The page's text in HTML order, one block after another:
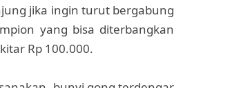
jika ingin turut bergabung
yang bisa diterbangkan
Rp 100.000.